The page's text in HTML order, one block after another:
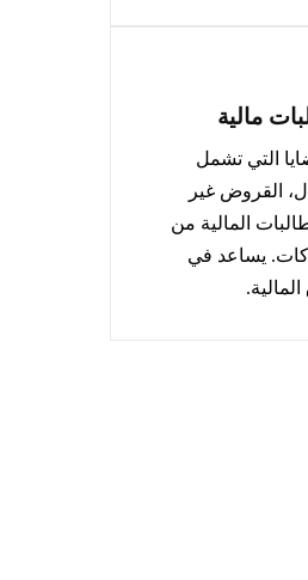
مالية
التي تشمل
القروض غير
المالية من
يساعد في